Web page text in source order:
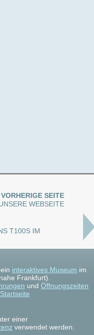
VORHERIGE SEITE
WEBSEITE
T100S IM
interaktives Museum im
Frankfurt).
und Öffnungszeiten
Startseite
einer
verwendet werden.